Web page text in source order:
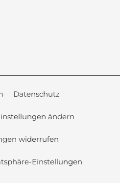
Datenschutz
ändern
widerrufen
Einstellungen